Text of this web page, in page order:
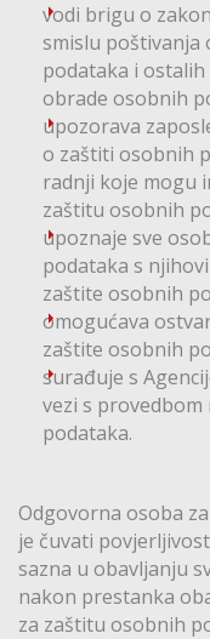
vodi brigu o
smislu poštivanja
podataka i
obrade osobnih
upozorava
o zaštiti osobnih
radnji koje mogu
zaštitu osobnih
upoznaje sve
podataka s
zaštite osobnih
omogućava
zaštite osobnih
surađuje s
vezi s
podataka.
Odgovorna osoba
je čuvati
sazna u obavljanju
nakon prestanka
za zaštitu osobnih